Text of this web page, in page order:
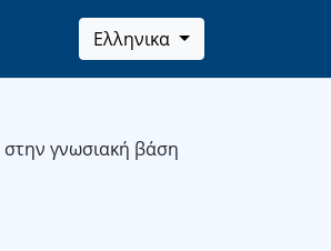
Ελληνικα
στην γνωσιακή βάση